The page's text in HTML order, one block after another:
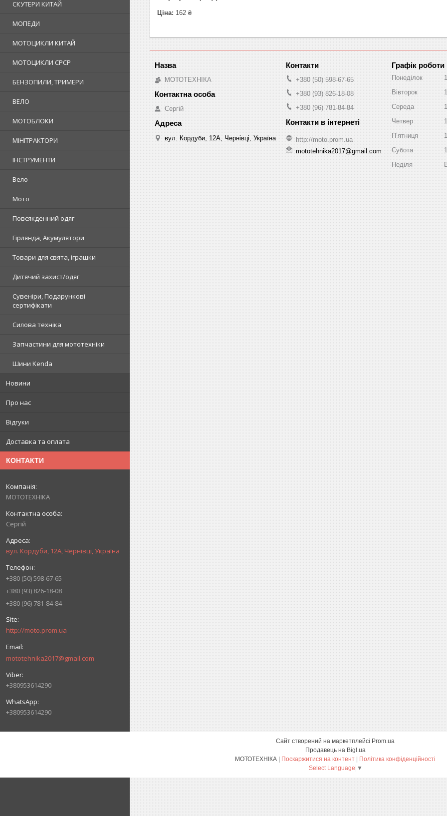
СКУТЕРИ КИТАЙ
МОПЕДИ
МОТОЦИКЛИ КИТАЙ
МОТОЦИКЛИ СРСР
БЕНЗОПИЛИ, ТРИМЕРИ
ВЕЛО
МОТОБЛОКИ
МІНІТРАКТОРИ
ІНСТРУМЕНТИ
Вело
Мото
Повсякденний одяг
Гірлянда, Акумулятори
Товари для свята, іграшки
Дитячий захист/одяг
Сувеніри, Подарункові
сертифікати
Силова техніка
Запчастини для мототехніки
Шини Kenda
Новини
Про нас
Відгуки
Доставка та оплата
КОНТАКТИ
МОТОТЕХНІКА
Сергій
вул. Кордуби, 12А, Чернівці, Україна
+380 (50) 598-67-65
+380 (93) 826-18-08
+380 (96) 781-84-84
http://moto.prom.ua
mototehnika2017@gmail.com
+380953614290
+380953614290
Ціна: 162 ₴
МОТОТЕХНІКА
Сергій
вул. Кордуби, 12А, Чернівці, Україна
+380 (50) 598-67-65
+380 (93) 826-18-08
+380 (96) 781-84-84
http://moto.prom.ua
mototehnika2017@gmail.com
Графік роботи
Понеділок
Вівторок
Середа
Четвер
Пʼятниця
Субота
Неділя
Сайт створений на маркетплейсі Prom.ua
Продавець на Bigl.ua
МОТОТЕХНІКА | Поскаржитися на контент | Політика конфіденційності
Select Language ▼